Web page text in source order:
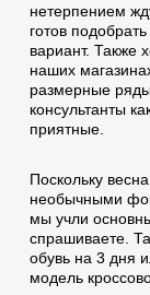
нетерпением
готов
вариант. Также
наших
размерные
консультанты
приятные.
Поскольку
необычными
мы учли
спрашиваете.
обувь на 3 дня
модель